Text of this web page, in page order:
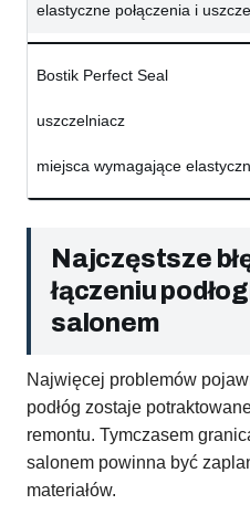
elastyczne połączenia i
Bostik Perfect Seal
uszczelniacz
miejsca wymagające
Najczęstsze
łączeniu
salonem
Najwięcej problemów
podłóg zostaje
remontu. Tymczasem
salonem powinna być
materiałów.